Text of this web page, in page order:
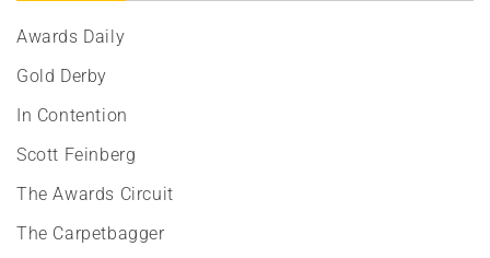
Awards Daily
Gold Derby
In Contention
Scott Feinberg
The Awards Circuit
The Carpetbagger